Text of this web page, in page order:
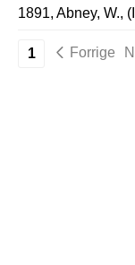
1891, Abney, W.,
1 Forrige